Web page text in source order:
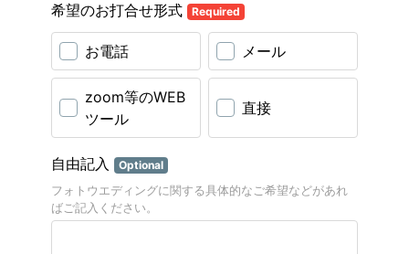
希望のお打合せ形式 Required
お電話 メール
zoom等のWEB
ツール
直接
自由記入 Optional
フォトウエディングに関する具体的なご希望などがあれ
ばご記入ください。